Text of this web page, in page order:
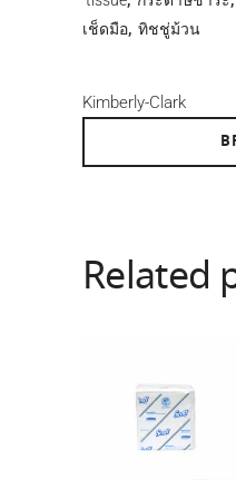
เช็ดมือ, ทิชชู่ม้วน
Kimberly-Clark
Related